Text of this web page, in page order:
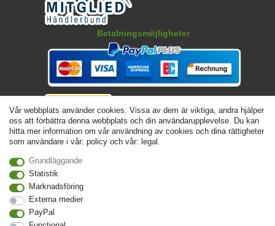
Betalningsmöjligheter
© Copyright 2026 | Alla rattigheter forbehallna. - Angivna priser är inklusive 19 %
moms | För grundpris, se respektive artikel | Gäller för försändelser inom Sverige
Vår webbplats använder cookies. Vissa av dem är viktiga, andra hjälper
oss att förbättra denna webbplats och din användarupplevelse. Du kan
hitta mer information om vår användning av cookies och dina rättigheter
som användare i vår: policy och vår: legal.
Grundläggande
Statistik
Marknadsföring
Externa medier
PayPal